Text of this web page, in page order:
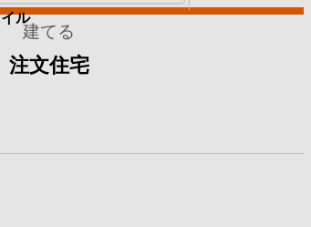
建てる
注文住宅
イル